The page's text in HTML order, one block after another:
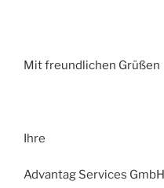
Mit freundlichen Grüßen
Ihre
Advantag Services GmbH